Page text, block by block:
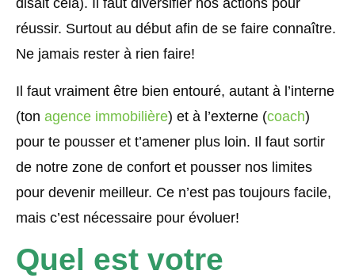
disait cela). Il faut diversifier nos actions pour
réussir. Surtout au début afin de se faire connaître.
Ne jamais rester à rien faire!
Il faut vraiment être bien entouré, autant à l’interne
(ton agence immobilière) et à l’externe (coach)
pour te pousser et t’amener plus loin. Il faut sortir
de notre zone de confort et pousser nos limites
pour devenir meilleur. Ce n’est pas toujours facile,
mais c’est nécessaire pour évoluer!
Quel est votre